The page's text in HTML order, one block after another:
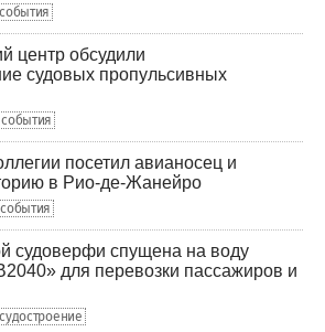
события
центр обсудили
судовых пропульсивных
события
посетил авианосец и
в Рио-де-Жанейро
события
судоверфи спущена на воду
для перевозки пассажиров и
судостроение